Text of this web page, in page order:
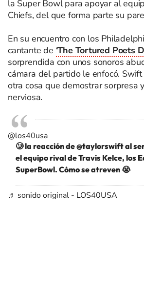
la Super Bowl para apoyar al
Chiefs, del que forma parte su
En su encuentro con los
cantante de ‘The Tortured Poets
sorprendida con unos sonoros
cámara del partido le enfocó.
otra cosa que demostrar sorpresa
nerviosa.
@los40usa
🥲 la reacción de @taylorswift al
el equipo rival de Travis Kelce, los
SuperBowl. Cómo se atreven 😭
♬ sonido original - LOS40USA